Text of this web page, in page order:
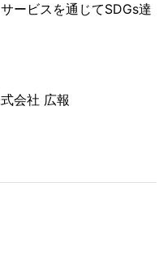
ービスを通じてSDGs達
会社 広報